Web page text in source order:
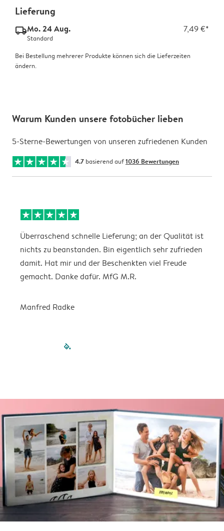
Lieferung
delivery_standard_v2Mo. 24 Aug. 7,49 €*
Standard
Bei Bestellung mehrerer Produkte können sich die Lieferzeiten
ändern.
Warum Kunden unsere fotobücher lieben
5-Sterne-Bewertungen von unseren zufriedenen Kunden
4.7 basierend auf1036 Bewertungen
Überraschend schnelle Lieferung; an der Qualität ist
nichts zu beanstanden. Bin eigentlich sehr zufrieden
damit. Hat mir und der Beschenkten viel Freude
gemacht. Danke dafür. MfG M.R.
Manfred Radke
filled-pagination